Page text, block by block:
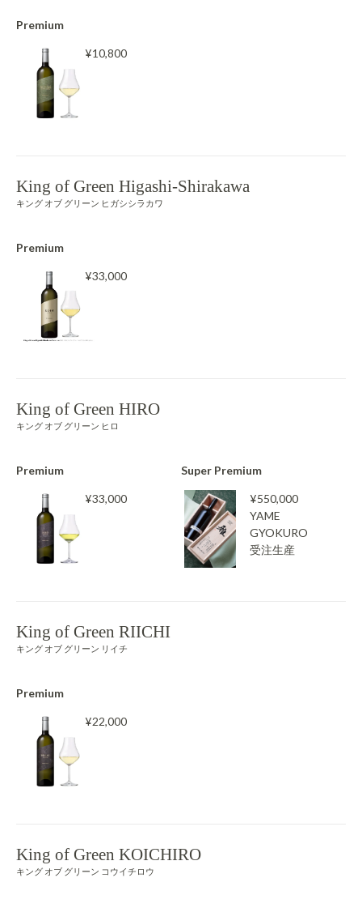
Premium
¥10,800
King of Green Higashi-Shirakawa
キング オブ グリーン ヒガシシラカワ
Premium
¥33,000
King of Green HIRO
キング オブ グリーン ヒロ
Premium
¥33,000
Super Premium
¥550,000
YAME
GYOKURO
受注生産
King of Green RIICHI
キング オブ グリーン リイチ
Premium
¥22,000
King of Green KOICHIRO
キング オブ グリーン コウイチロウ